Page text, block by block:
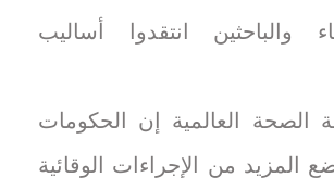
والباحثين انتقدوا أساليب
الصحة العالمية إن الحكومات
المزيد من الإجراءات الوقائية